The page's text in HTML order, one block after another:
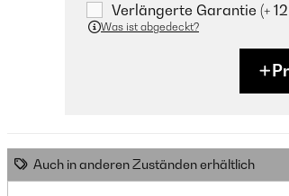
Verlängerte Garantie (+
Was ist abgedeckt?
Auch in anderen Zuständen erhältlich